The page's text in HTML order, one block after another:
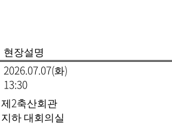
현장설명
2026.07.07(화)
13:30
제2축산회관
지하 대회의실